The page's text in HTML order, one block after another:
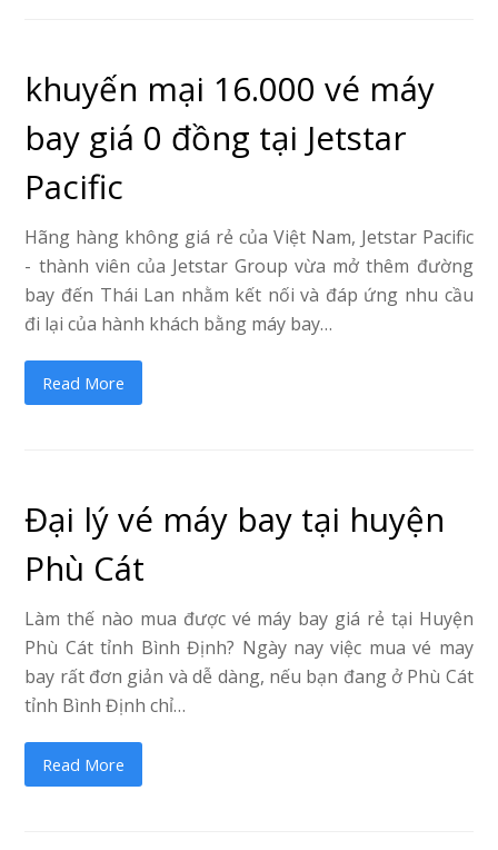
khuyến mại 16.000 vé máy
bay giá 0 đồng tại Jetstar
Pacific
Hãng hàng không giá rẻ của Việt Nam, Jetstar Pacific
- thành viên của Jetstar Group vừa mở thêm đường
bay đến Thái Lan nhằm kết nối và đáp ứng nhu cầu
đi lại của hành khách bằng máy bay…
Read More
Đại lý vé máy bay tại huyện
Phù Cát
Làm thế nào mua được vé máy bay giá rẻ tại Huyện
Phù Cát tỉnh Bình Định? Ngày nay việc mua vé may
bay rất đơn giản và dễ dàng, nếu bạn đang ở Phù Cát
tỉnh Bình Định chỉ…
Read More